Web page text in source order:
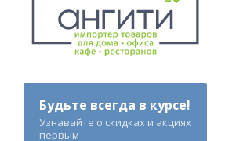
Будьте всегда в курсе!
Узнавайте о скидках и акциях
первым